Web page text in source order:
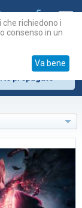
richiedono i
consenso in un
Va bene